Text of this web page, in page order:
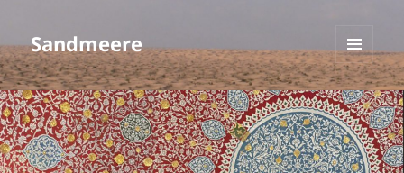
Sandmeere
MENÜ
UND
WIDGETS